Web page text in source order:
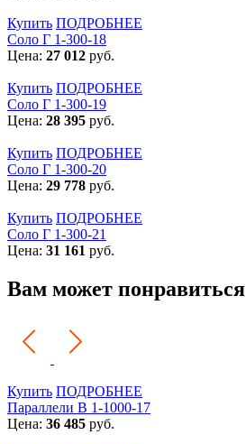
Купить ПОДРОБНЕЕ
Соло Г 1-300-18
Цена: 27 012 руб.
Купить ПОДРОБНЕЕ
Соло Г 1-300-19
Цена: 28 395 руб.
Купить ПОДРОБНЕЕ
Соло Г 1-300-20
Цена: 29 778 руб.
Купить ПОДРОБНЕЕ
Соло Г 1-300-21
Цена: 31 161 руб.
Вам может понравиться
Купить ПОДРОБНЕЕ
Параллели В 1-1000-17
Цена: 36 485 руб.